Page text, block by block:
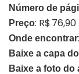
Número de
Preço: R$ 76,90
Onde encontrar:
Baixe a capa
Baixe a foto do